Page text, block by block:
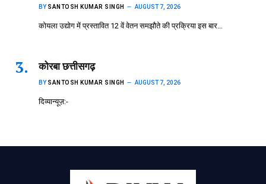
BY SANTOSH KUMAR SINGH AUGUST 7, 2026
कोयला उद्योग में प्रस्तावित 12 वें वेतन समझौते की प्रक्रिया इस बार…
कोरबा छत्तीसगढ़
BY SANTOSH KUMAR SINGH AUGUST 7, 2026
दिव्यान्यूज़:-